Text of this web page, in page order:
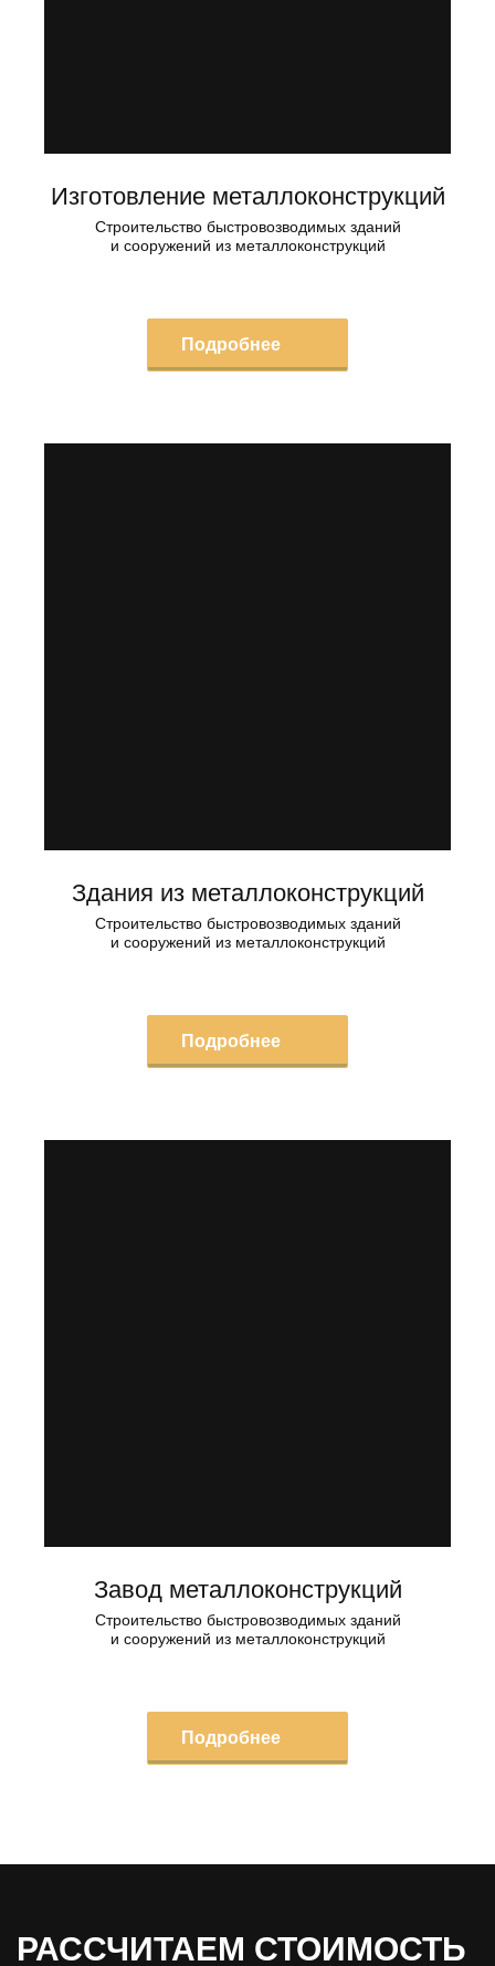
Изготовление металлоконструкций
Строительство быстровозводимых зданий
и сооружений из металлоконструкций
Подробнее
Здания из металлоконструкций
Строительство быстровозводимых зданий
и сооружений из металлоконструкций
Подробнее
Завод металлоконструкций
Строительство быстровозводимых зданий
и сооружений из металлоконструкций
Подробнее
РАССЧИТАЕМ СТОИМОСТЬ